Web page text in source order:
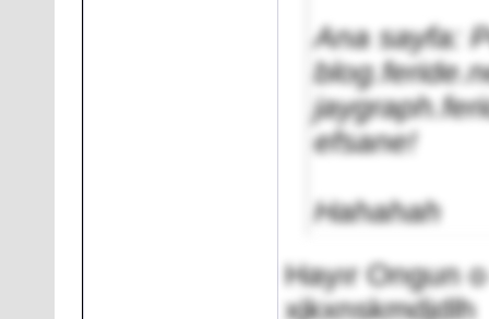
Ana sayfa:
efsane!
Hahahah
Hayır Ongun
xjkxnskmdjdlh